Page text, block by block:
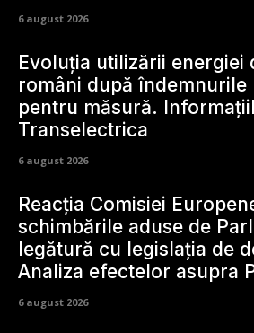
6 august 2026
Evoluția utilizării energiei
români după îndemnurile
pentru măsură.
Transelectrica
6 august 2026
Reacția Comisiei
schimbările aduse de
legătură cu legislația de
Analiza efectelor asupra
6 august 2026